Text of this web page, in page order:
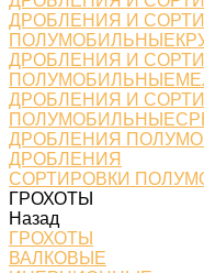
ДРОБЛЕНИЯ И
ДРОБЛЕНИЯ И
ДРОБЛЕНИЯ И
ДРОБЛЕНИЯ
ДРОБЛЕНИЯ
СОРТИРОВКИ
ГРОХОТЫ
Назад
ГРОХОТЫ
ВАЛКОВЫЕ